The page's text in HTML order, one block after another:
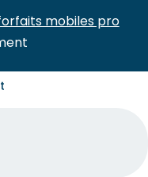
mobiles pro